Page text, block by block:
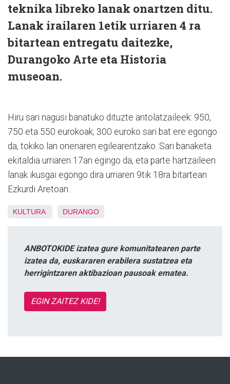
teknika libreko lanak onartzen ditu.
Lanak irailaren 1etik urriaren 4 ra
bitartean entregatu daitezke,
Durangoko Arte eta Historia
museoan.
Hiru sari nagusi banatuko dituzte antolatzaileek: 950,
750 eta 550 eurokoak; 300 euroko sari bat ere egongo
da, tokiko lan onenaren egilearentzako. Sari banaketa
ekitaldia urriaren 17an egingo da, eta parte hartzaileen
lanak ikusgai egongo dira urriaren 9tik 18ra bitartean
Ezkurdi Aretoan.
KULTURA DURANGO
ANBOTOKIDE izatea gure komunitatearen parte
izatea da, euskararen erabilera sustatzea eta
herrigintzaren aktibazioan pausoak ematea.
EGIN ZAITEZ KIDE!